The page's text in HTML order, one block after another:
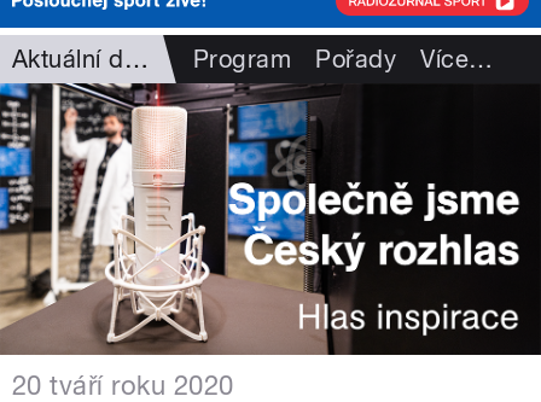
Aktuální dění Program Pořady Více…
20 tváří roku 2020